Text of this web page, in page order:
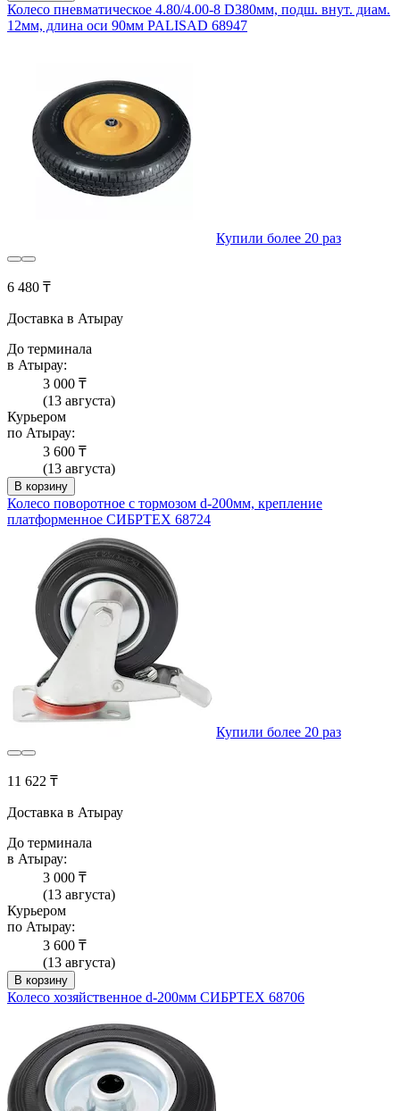
Колесо пневматическое 4.80/4.00-8 D380мм, подш. внут. диам.
12мм, длина оси 90мм PALISAD 68947
Купили более 20 раз
6 480 ₸
Доставка в Атырау
До терминала
в Атырау:
3 000 ₸
(13 августа)
Курьером
по Атырау:
3 600 ₸
(13 августа)
В корзину
Колесо поворотное с тормозом d-200мм, крепление
платформенное СИБРТЕХ 68724
Купили более 20 раз
11 622 ₸
Доставка в Атырау
До терминала
в Атырау:
3 000 ₸
(13 августа)
Курьером
по Атырау:
3 600 ₸
(13 августа)
В корзину
Колесо хозяйственное d-200мм СИБРТЕХ 68706